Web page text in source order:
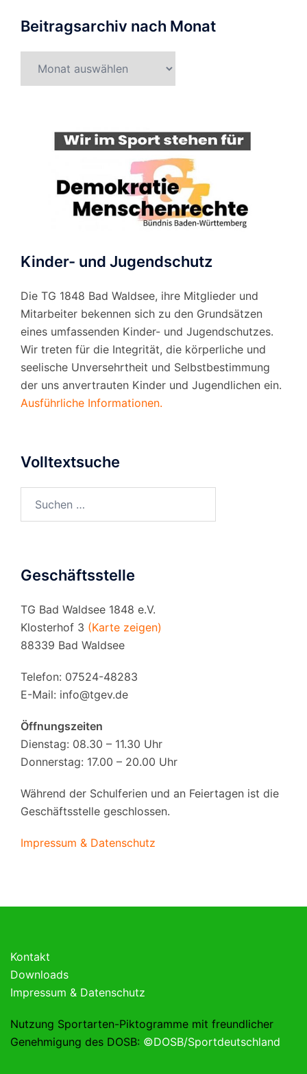
Beitragsarchiv nach Monat
Kinder- und Jugendschutz
Die TG 1848 Bad Waldsee, ihre Mitglieder und
Mitarbeiter bekennen sich zu den Grundsätzen
eines umfassenden Kinder- und Jugendschutzes.
Wir treten für die Integrität, die körperliche und
seelische Unversehrtheit und Selbstbestimmung
der uns anvertrauten Kinder und Jugendlichen ein.
Ausführliche Informationen.
Volltextsuche
Geschäftsstelle
TG Bad Waldsee 1848 e.V.
Klosterhof 3 (Karte zeigen)
88339 Bad Waldsee
Telefon: 07524-48283
E-Mail: info@tgev.de
Öffnungszeiten
Dienstag: 08.30 – 11.30 Uhr
Donnerstag: 17.00 – 20.00 Uhr
Während der Schulferien und an Feiertagen ist die
Geschäftsstelle geschlossen.
Impressum & Datenschutz
Kontakt
Downloads
Impressum & Datenschutz
Nutzung Sportarten-Piktogramme mit freundlicher
Genehmigung des DOSB: ©DOSB/Sportdeutschland